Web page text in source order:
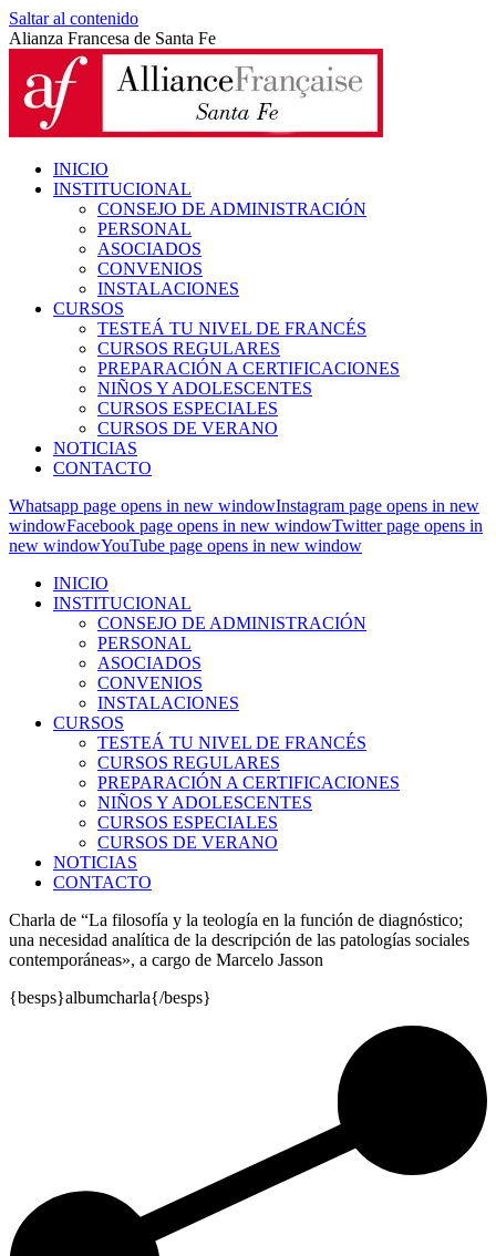
Saltar al contenido
Alianza Francesa de Santa Fe
INICIO
INSTITUCIONAL
CONSEJO DE ADMINISTRACIÓN
PERSONAL
ASOCIADOS
CONVENIOS
INSTALACIONES
CURSOS
TESTEÁ TU NIVEL DE FRANCÉS
CURSOS REGULARES
PREPARACIÓN A CERTIFICACIONES
NIÑOS Y ADOLESCENTES
CURSOS ESPECIALES
CURSOS DE VERANO
NOTICIAS
CONTACTO
Whatsapp page opens in new windowInstagram page opens in new
windowFacebook page opens in new windowTwitter page opens in
new windowYouTube page opens in new window
INICIO
INSTITUCIONAL
CONSEJO DE ADMINISTRACIÓN
PERSONAL
ASOCIADOS
CONVENIOS
INSTALACIONES
CURSOS
TESTEÁ TU NIVEL DE FRANCÉS
CURSOS REGULARES
PREPARACIÓN A CERTIFICACIONES
NIÑOS Y ADOLESCENTES
CURSOS ESPECIALES
CURSOS DE VERANO
NOTICIAS
CONTACTO
Charla de “La filosofía y la teología en la función de diagnóstico;
una necesidad analítica de la descripción de las patologías sociales
contemporáneas», a cargo de Marcelo Jasson
{besps}albumcharla{/besps}